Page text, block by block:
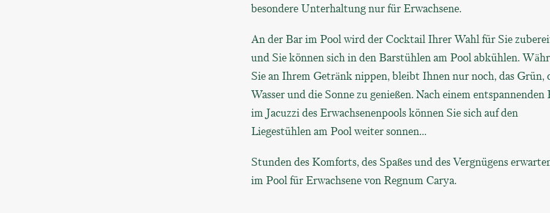
besondere Unterhaltung nur für Erwachsene.
An der Bar im Pool wird der Cocktail Ihrer Wahl für Sie
und Sie können sich in den Barstühlen am Pool abkühlen.
Sie an Ihrem Getränk nippen, bleibt Ihnen nur noch, das Grün,
Wasser und die Sonne zu genießen. Nach einem entspannenden
im Jacuzzi des Erwachsenenpools können Sie sich auf den
Liegestühlen am Pool weiter sonnen...
Stunden des Komforts, des Spaßes und des Vergnügens
im Pool für Erwachsene von Regnum Carya.